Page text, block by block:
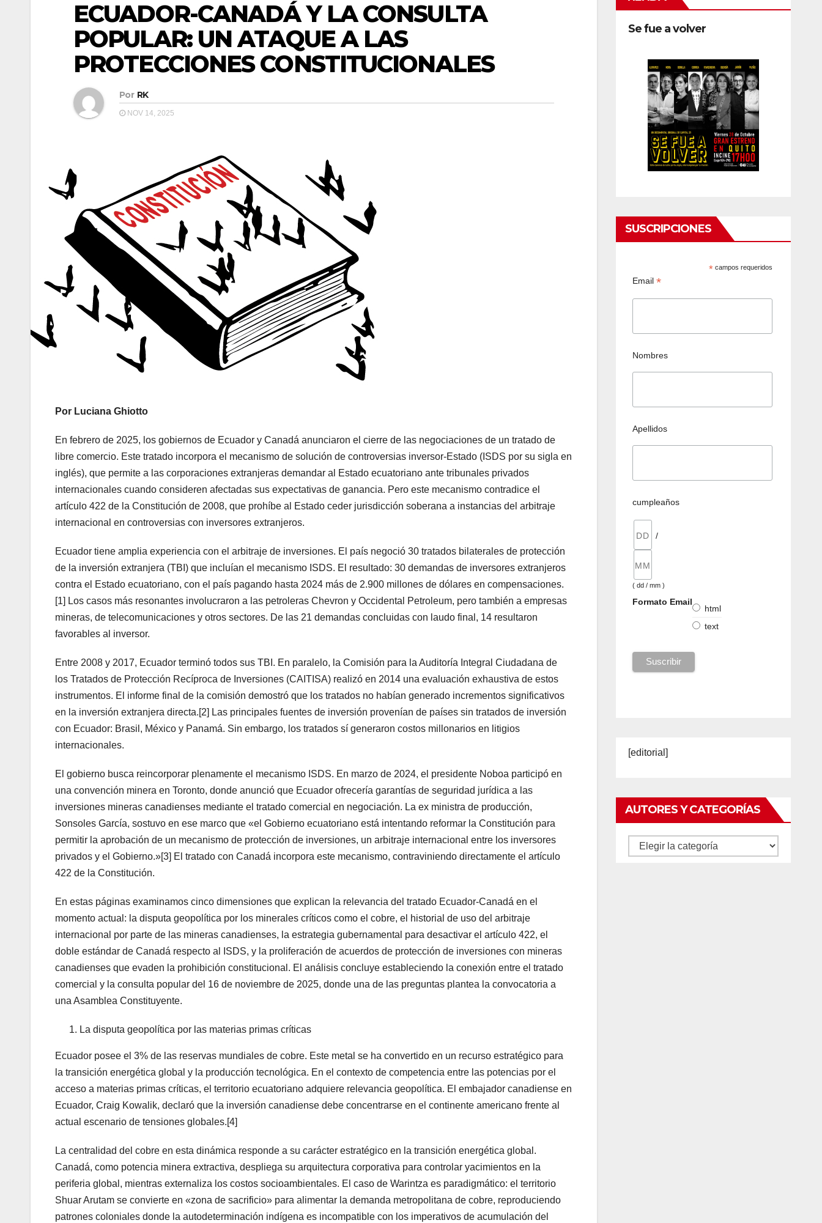
ECUADOR-CANADÁ Y LA CONSULTA
POPULAR: UN ATAQUE A LAS
PROTECCIONES CONSTITUCIONALES
Por RK
NOV 14, 2025
Por Luciana Ghiotto
En febrero de 2025, los gobiernos de Ecuador y Canadá anunciaron el cierre de las negociaciones de un tratado de
libre comercio. Este tratado incorpora el mecanismo de solución de controversias inversor-Estado (ISDS por su sigla en
inglés), que permite a las corporaciones extranjeras demandar al Estado ecuatoriano ante tribunales privados
internacionales cuando consideren afectadas sus expectativas de ganancia. Pero este mecanismo contradice el
artículo 422 de la Constitución de 2008, que prohíbe al Estado ceder jurisdicción soberana a instancias del arbitraje
internacional en controversias con inversores extranjeros.
Ecuador tiene amplia experiencia con el arbitraje de inversiones. El país negoció 30 tratados bilaterales de protección
de la inversión extranjera (TBI) que incluían el mecanismo ISDS. El resultado: 30 demandas de inversores extranjeros
contra el Estado ecuatoriano, con el país pagando hasta 2024 más de 2.900 millones de dólares en compensaciones.
[1] Los casos más resonantes involucraron a las petroleras Chevron y Occidental Petroleum, pero también a empresas
mineras, de telecomunicaciones y otros sectores. De las 21 demandas concluidas con laudo final, 14 resultaron
favorables al inversor.
Entre 2008 y 2017, Ecuador terminó todos sus TBI. En paralelo, la Comisión para la Auditoría Integral Ciudadana de
los Tratados de Protección Recíproca de Inversiones (CAITISA) realizó en 2014 una evaluación exhaustiva de estos
instrumentos. El informe final de la comisión demostró que los tratados no habían generado incrementos significativos
en la inversión extranjera directa.[2] Las principales fuentes de inversión provenían de países sin tratados de inversión
con Ecuador: Brasil, México y Panamá. Sin embargo, los tratados sí generaron costos millonarios en litigios
internacionales.
El gobierno busca reincorporar plenamente el mecanismo ISDS. En marzo de 2024, el presidente Noboa participó en
una convención minera en Toronto, donde anunció que Ecuador ofrecería garantías de seguridad jurídica a las
inversiones mineras canadienses mediante el tratado comercial en negociación. La ex ministra de producción,
Sonsoles García, sostuvo en ese marco que «el Gobierno ecuatoriano está intentando reformar la Constitución para
permitir la aprobación de un mecanismo de protección de inversiones, un arbitraje internacional entre los inversores
privados y el Gobierno.»[3] El tratado con Canadá incorpora este mecanismo, contraviniendo directamente el artículo
422 de la Constitución.
En estas páginas examinamos cinco dimensiones que explican la relevancia del tratado Ecuador-Canadá en el
momento actual: la disputa geopolítica por los minerales críticos como el cobre, el historial de uso del arbitraje
internacional por parte de las mineras canadienses, la estrategia gubernamental para desactivar el artículo 422, el
doble estándar de Canadá respecto al ISDS, y la proliferación de acuerdos de protección de inversiones con mineras
canadienses que evaden la prohibición constitucional. El análisis concluye estableciendo la conexión entre el tratado
comercial y la consulta popular del 16 de noviembre de 2025, donde una de las preguntas plantea la convocatoria a
una Asamblea Constituyente.
La disputa geopolítica por las materias primas críticas
Ecuador posee el 3% de las reservas mundiales de cobre. Este metal se ha convertido en un recurso estratégico para
la transición energética global y la producción tecnológica. En el contexto de competencia entre las potencias por el
acceso a materias primas críticas, el territorio ecuatoriano adquiere relevancia geopolítica. El embajador canadiense en
Ecuador, Craig Kowalik, declaró que la inversión canadiense debe concentrarse en el continente americano frente al
actual escenario de tensiones globales.[4]
La centralidad del cobre en esta dinámica responde a su carácter estratégico en la transición energética global.
Canadá, como potencia minera extractiva, despliega su arquitectura corporativa para controlar yacimientos en la
periferia global, mientras externaliza los costos socioambientales. El caso de Warintza es paradigmático: el territorio
Shuar Arutam se convierte en «zona de sacrificio» para alimentar la demanda metropolitana de cobre, reproduciendo
patrones coloniales donde la autodeterminación indígena es incompatible con los imperativos de acumulación del
Se fue a volver
SUSCRIPCIONES
* campos requeridos
Email *
Nombres
Apellidos
cumpleaños
/
( dd / mm )
Formato Email
html
text
[editorial]
AUTORES Y CATEGORÍAS
Autores